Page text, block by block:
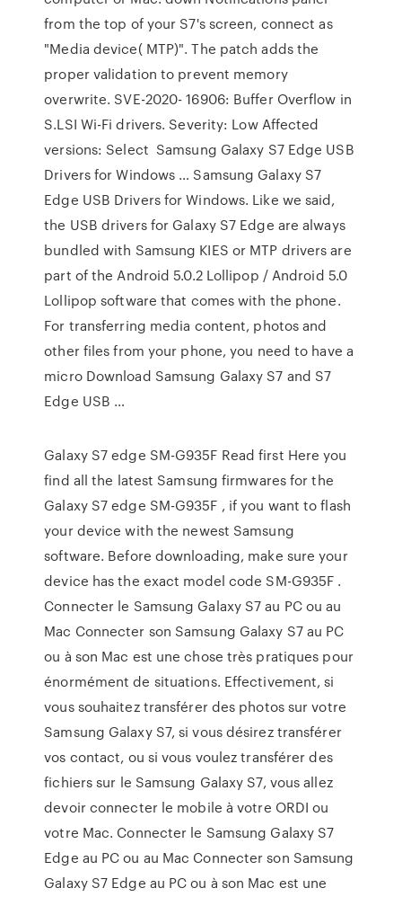
from the top of your S7's screen, connect as
"Media device( MTP)". The patch adds the
proper validation to prevent memory
overwrite. SVE-2020- 16906: Buffer Overflow in
S.LSI Wi-Fi drivers. Severity: Low Affected
versions: Select Samsung Galaxy S7 Edge USB
Drivers for Windows … Samsung Galaxy S7
Edge USB Drivers for Windows. Like we said,
the USB drivers for Galaxy S7 Edge are always
bundled with Samsung KIES or MTP drivers are
part of the Android 5.0.2 Lollipop / Android 5.0
Lollipop software that comes with the phone.
For transferring media content, photos and
other files from your phone, you need to have a
micro Download Samsung Galaxy S7 and S7
Edge USB …
Galaxy S7 edge SM-G935F Read first Here you
find all the latest Samsung firmwares for the
Galaxy S7 edge SM-G935F , if you want to flash
your device with the newest Samsung
software. Before downloading, make sure your
device has the exact model code SM-G935F .
Connecter le Samsung Galaxy S7 au PC ou au
Mac Connecter son Samsung Galaxy S7 au PC
ou à son Mac est une chose très pratiques pour
énormément de situations. Effectivement, si
vous souhaitez transférer des photos sur votre
Samsung Galaxy S7, si vous désirez transférer
vos contact, ou si vous voulez transférer des
fichiers sur le Samsung Galaxy S7, vous allez
devoir connecter le mobile à votre ORDI ou
votre Mac. Connecter le Samsung Galaxy S7
Edge au PC ou au Mac Connecter son Samsung
Galaxy S7 Edge au PC ou à son Mac est une